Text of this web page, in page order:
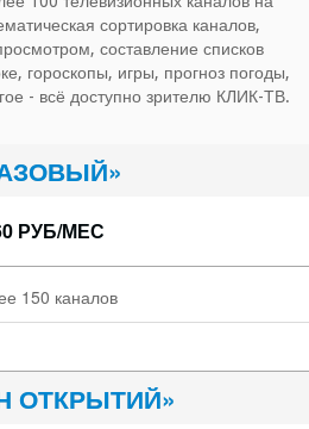
сортировка каналов,
составление списков
гороскопы, игры, прогноз погоды,
- всё доступно зрителю КЛИК-ТВ.
РУБ/МЕС
150 каналов
ОТКРЫТИЙ»